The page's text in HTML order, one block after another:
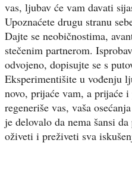
vas, ljubav će vam davati
Upoznaćete drugu stranu
Dajte se neobičnostima,
stečenim partnerom.
odvojeno, dopisujte se s
Eksperimentišite u vođenju
novo, prijaće vam, a prijaće
regeneriše vas, vaša
je delovalo da nema šansi
oživeti i preživeti sva